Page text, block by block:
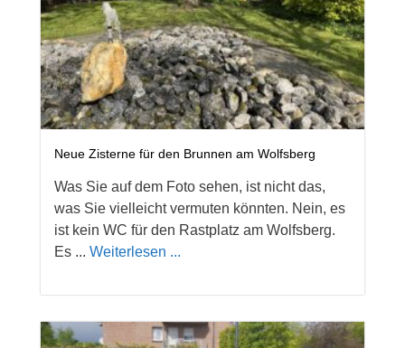
Neue Zisterne für den Brunnen am Wolfsberg
Was Sie auf dem Foto sehen, ist nicht das,
was Sie vielleicht vermuten könnten. Nein, es
ist kein WC für den Rastplatz am Wolfsberg.
Es ... Weiterlesen ...